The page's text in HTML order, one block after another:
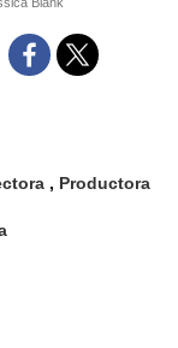
, Productora